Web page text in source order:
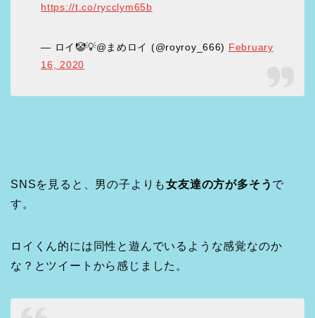
https://t.co/rycclym65b
— ロイ🤡💡@まめロイ (@royroy_666) February
16, 2020
SNSを見ると、男の子よりも女友達の方が多そう で
す。
ロイくん的には同性と遊んでいるような感覚なのか
な？とツイートから感じました。